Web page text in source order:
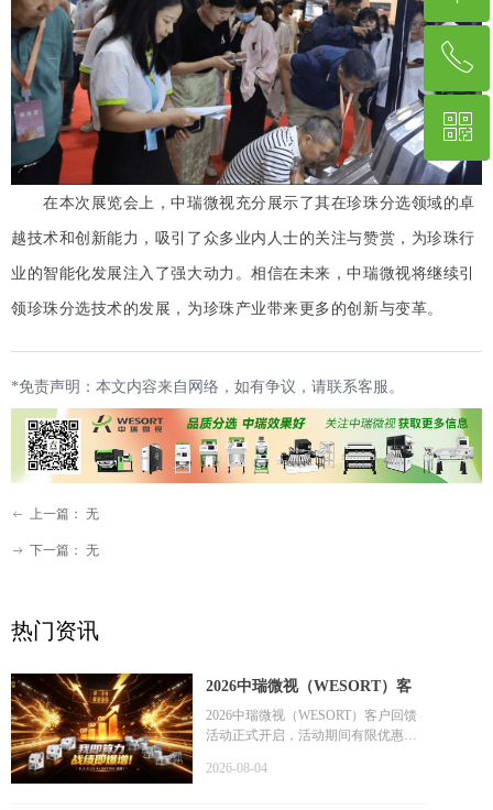
在本次展览会上，中瑞微视充分展示了其在珍珠分选领域的卓
越技术和创新能力，吸引了众多业内人士的关注与赞赏，为珍珠行
业的智能化发展注入了强大动力。相信在未来，中瑞微视将继续引
领珍珠分选技术的发展，为珍珠产业带来更多的创新与变革。
ꂃ 上一篇： 无
ꁹ 下一篇： 无
*免责声明：本文内容来自网络，如有争议，请联系客服。
2026中瑞微视（WESORT）客
户回馈活动正式开启
2026中瑞微视（WESORT）客户回馈
活动正式开启，活动期间有限优惠开
策。
2026-08-04
热门资讯
回到顶部
ꂅ
15818680068
ꀥ
微信二维码